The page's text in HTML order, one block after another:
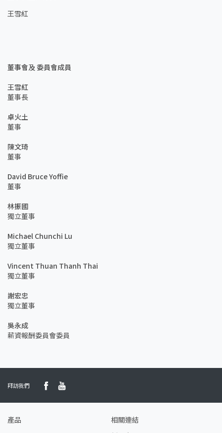
王雪紅
董事會及 委員會成員
王雪紅
董事長
卓火土
董事
陳文琦
董事
David Bruce Yoffie
董事
林振國
獨立董事
Michael Chunchi Lu
獨立董事
Vincent Thuan Thanh Thai
獨立董事
謝宏忠
獨立董事
吳永成
薪資報酬委員會委員
拜訪我們
產品
相關連結